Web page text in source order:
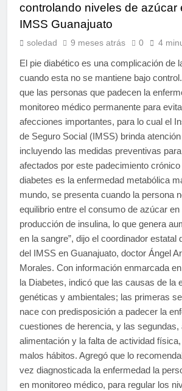
controlando niveles de azúcar
IMSS Guanajuato
soledad 9 meses atrás 0 4
El pie diabético es una complicación de
cuando esta no se mantiene bajo
que las personas que padecen la
monitoreo médico permanente para
afecciones importantes, para lo cual el
de Seguro Social (IMSS) brinda
incluyendo las medidas preventivas
afectados por este padecimiento crónico
diabetes es la enfermedad metabólica
mundo, se presenta cuando la persona
equilibrio entre el consumo de azúcar en
producción de insulina, lo que genera
en la sangre”, dijo el coordinador estatal
del IMSS en Guanajuato, doctor Ángel
Morales. Con información enmarcada
la Diabetes, indicó que las causas de la
genéticas y ambientales; las primeras
nace con predisposición a padecer la
cuestiones de herencia, y las segundas,
alimentación y la falta de actividad
malos hábitos. Agregó que lo
vez diagnosticada la enfermedad la
en monitoreo médico, para regular los